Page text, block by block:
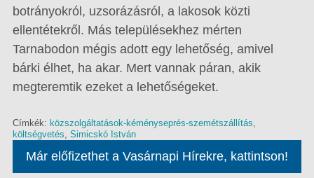
botrányokról, uzsorázásról, a lakosok közti
ellentétekről. Más településekhez mérten
Tarnabodon mégis adott egy lehetőség, amivel
bárki élhet, ha akar. Mert vannak páran, akik
megteremtik ezeket a lehetőségeket.
Címkék: közszolgáltatások-kéményseprés-szemétszállítás,
költségvetés, Simicskó István
Már előfizethet a Vasárnapi Hírekre, kattintson!